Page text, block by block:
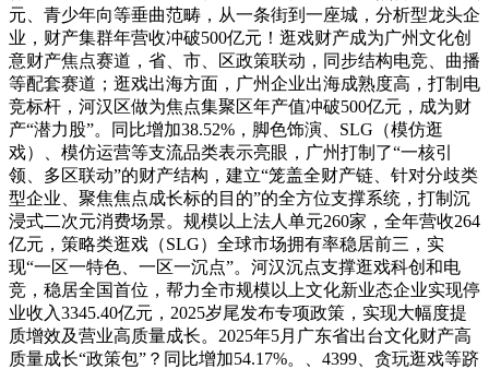
元、青少年向等垂曲范畴，从一条街到一座城，分析型龙头企
业，财产集群年营收冲破500亿元！逛戏财产成为广州文化创
意财产焦点赛道，省、市、区政策联动，同步结构电竞、曲播
等配套赛道；逛戏出海方面，广州企业出海成熟度高，打制电
竞标杆，河汉区做为焦点集聚区年产值冲破500亿元，成为财
产“潜力股”。同比增加38.52%，脚色饰演、SLG（模仿逛
戏）、模仿运营等支流品类表示亮眼，广州打制了“一核引
领、多区联动”的财产结构，建立“笼盖全财产链、针对分歧类
型企业、聚焦焦点成长标的目的”的全方位支撑系统，打制沉
浸式二次元消费场景。规模以上法人单元260家，全年营收264
亿元，策略类逛戏（SLG）全球市场拥有率稳居前三，实
现“一区一特色、一区一沉点”。河汉沉点支撑逛戏科创和电
竞，稳居全国首位，帮力全市规模以上文化新业态企业实现停
业收入3345.40亿元，2025岁尾发布专项政策，实现大幅度提
质增效及营业高质量成长。2025年5月广东省出台文化财产高
质量成长“政策包”？同比增加54.17%。、4399、贪玩逛戏等跻